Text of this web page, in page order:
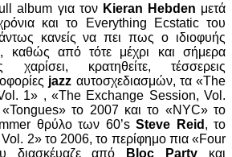
album για τον Kieran Hebden μετά
και το Everything Ecstatic του
κανείς να πει πως ο ιδιοφυής
καθώς από τότε μέχρι και σήμερα
κρατηθείτε, τέσσερεις
jazz αυτοσχεδιασμών, τα «The
1» , «The Exchange Session, Vol.
το 2007 και το «NYC» το
θρύλο των 60’s Steve Reid , το
2» το 2006, το περίφημο πια «Four
διασκέυαζε από
Bloc Party και